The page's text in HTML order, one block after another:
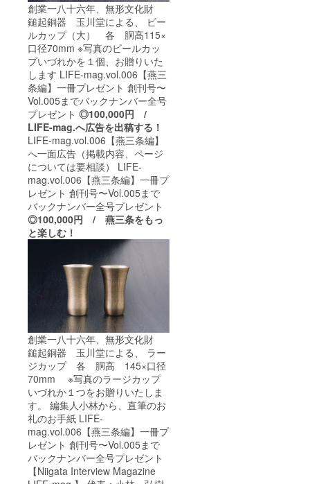
創業一八十六年、無形文化財
鎚起銅器 玉川堂による、 ビー
ルカップ（大） 各 胴高115×
口径70mm ※写真のビールカッ
プいづれかを１個、お贈りいた
します LIFE-mag.vol.006【燕三
条編】一冊プレゼント 創刊号〜
Vol.005までバックナンバー全号
プレゼント ◎100,000円 /
LIFE-mag.へ広告を出稿する！
LIFE-mag.vol.006【燕三条編】
へ一面広告（掲載内容、ページ
については要相談） LIFE-
mag.vol.006【燕三条編】一冊プ
レゼント 創刊号〜Vol.005まで
バックナンバー全号プレゼント
◎100,000円 / 燕三条をもっ
と楽しむ！
創業一八十六年、無形文化財
鎚起銅器 玉川堂による、 ラー
ジカップ 各 胴高 145×口径
70mm ※写真のラージカップ
いづれか１つをお贈りいたしま
す。 編集人小林から、直筆のお
礼のお手紙 LIFE-
mag.vol.006【燕三条編】一冊プ
レゼント 創刊号〜Vol.005まで
バックナンバー全号プレゼント
【Niigata Interview Magazine